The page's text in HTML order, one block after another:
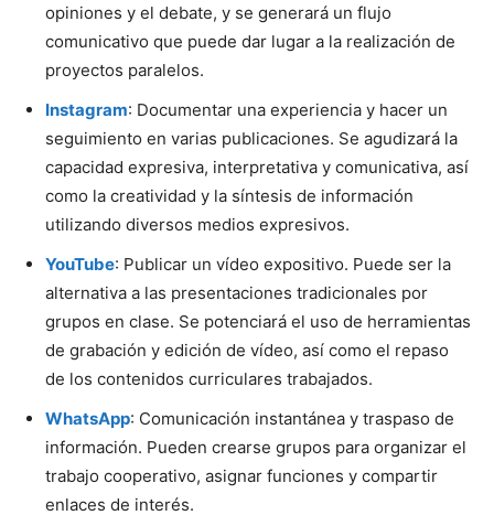
opiniones y el debate, y se generará un flujo
comunicativo que puede dar lugar a la realización de
proyectos paralelos.
Instagram: Documentar una experiencia y hacer un
seguimiento en varias publicaciones. Se agudizará la
capacidad expresiva, interpretativa y comunicativa, así
como la creatividad y la síntesis de información
utilizando diversos medios expresivos.
YouTube: Publicar un vídeo expositivo. Puede ser la
alternativa a las presentaciones tradicionales por
grupos en clase. Se potenciará el uso de herramientas
de grabación y edición de vídeo, así como el repaso
de los contenidos curriculares trabajados.
WhatsApp: Comunicación instantánea y traspaso de
información. Pueden crearse grupos para organizar el
trabajo cooperativo, asignar funciones y compartir
enlaces de interés.